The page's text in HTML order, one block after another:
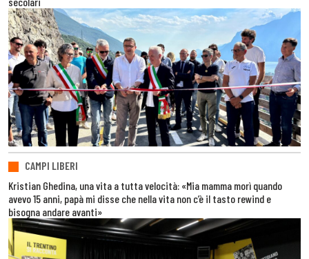
CAMPI LIBERI
Kristian Ghedina, una vita a tutta velocità: «Mia mamma morì quando
avevo 15 anni, papà mi disse che nella vita non c’è il tasto rewind e
bisogna andare avanti»